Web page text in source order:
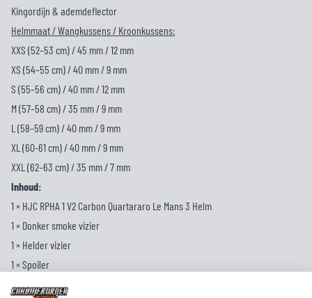
Kingordijn & ademdeflector
Helmmaat / Wangkussens / Kroonkussens:
XXS (52–53 cm) / 45 mm / 12 mm
XS (54–55 cm) / 40 mm / 9 mm
S (55–56 cm) / 40 mm / 12 mm
M (57–58 cm) / 35 mm / 9 mm
L (58–59 cm) / 40 mm / 9 mm
XL (60-61 cm) / 40 mm / 9 mm
XXL (62–63 cm) / 35 mm / 7 mm
Inhoud:
1 × HJC RPHA 1 V2 Carbon Quartararo Le Mans 3 Helm
1 × Donker smoke vizier
1 × Helder vizier
1 × Spoiler
1 × Pinlock 120 XLT